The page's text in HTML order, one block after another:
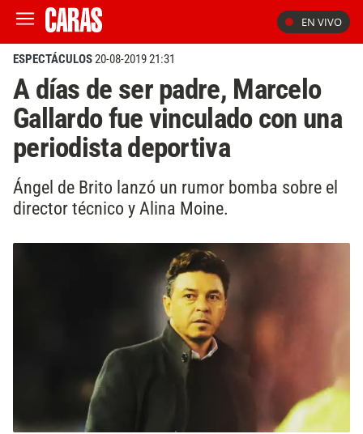
EN VIVO
ESPECTÁCULOS20-08-2019 21:31
A días de ser padre, Marcelo
Gallardo fue vinculado con una
periodista deportiva
Ángel de Brito lanzó un rumor bomba sobre el
director técnico y Alina Moine.